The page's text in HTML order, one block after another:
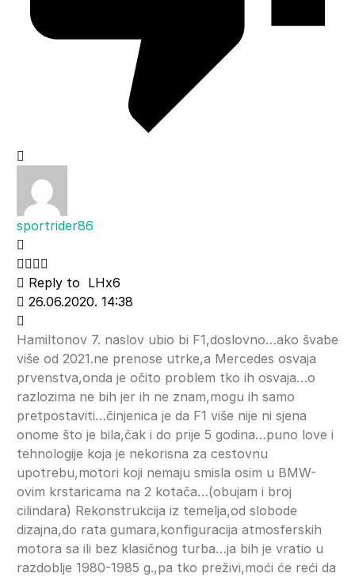
sportrider86
Reply to LHx6
26.06.2020. 14:38
Hamiltonov 7. naslov ubio bi F1,doslovno…ako švabe
više od 2021.ne prenose utrke,a Mercedes osvaja
prvenstva,onda je očito problem tko ih osvaja…o
razlozima ne bih jer ih ne znam,mogu ih samo
pretpostaviti…činjenica je da F1 više nije ni sjena
onome što je bila,čak i do prije 5 godina…puno love i
tehnologije koja je nekorisna za cestovnu
upotrebu,motori koji nemaju smisla osim u BMW-
ovim krstaricama na 2 kotača…(obujam i broj
cilindara) Rekonstrukcija iz temelja,od slobode
dizajna,do rata gumara,konfiguracija atmosferskih
motora sa ili bez klasičnog turba…ja bih je vratio u
razdoblje 1980-1985 g.,pa tko preživi,moći će reći da